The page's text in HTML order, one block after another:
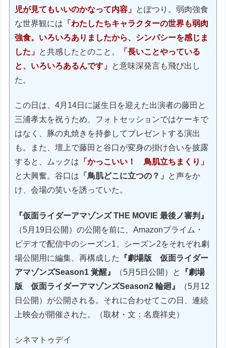
児が見てもいいのかなって内容」 とぽつり。弱肉強食
な世界観には 「わたしたちキャラクターの世界も弱肉
強食。いろいろありましたから、シンパシーを感じま
した」 と共感したとのこと。
「長いことやっている
と、いろいろあるんです」 と意味深発言も飛び出し
た。
この日は、4月14日に誕生日を迎えた出演者の藤田と
三浦孝太を祝うため、フォトセッションではケーキで
はなく、豚の丸焼きを持参してプレゼントする演出
も。また、壇上で藤田と谷口が変身の掛け合いを披露
すると、ムックは 「かっこいい！ 鳥肌立ちまくり」
と大興奮。谷口は 「鳥肌どこに立つの？」
と声をか
け、会場の笑いを誘っていた。
『仮面ライダーアマゾンズ THE MOVIE 最後ノ審判』
（5月19日公開）の公開を前に、Amazonプライム・
ビデオで配信中のシーズン1、シーズン2をそれぞれ劇
場公開用に編集、再構成した
『劇場版 仮面ライダー
アマゾンズSeason1 覚醒』
（5月5日公開）と
『劇場
版 仮面ライダーアマゾンズSeason2 輪廻』
（5月12
日公開）が公開される。それに合わせてこの日、連続
上映会が開催された。（取材・文：名鹿祥史）
シネマトゥデイ